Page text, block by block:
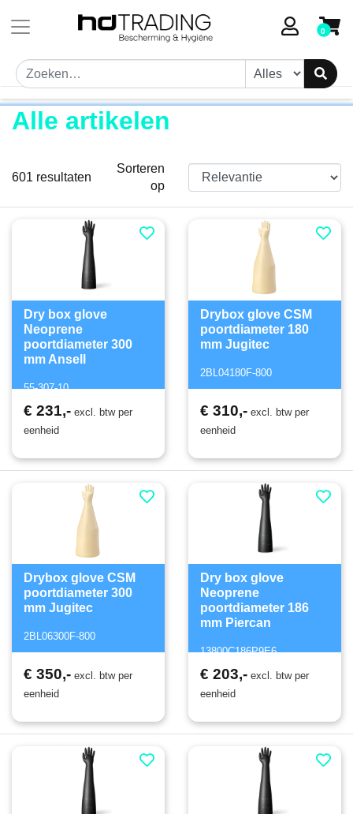
0
Alle artikelen
601 resultaten
Sorteren
op
Dry box glove
Neoprene
poortdiameter 300
mm Ansell
55-307-10
€ 231,- excl. btw per
eenheid
Drybox glove CSM
poortdiameter 180
mm Jugitec
2BL04180F-800
€ 310,- excl. btw per
eenheid
Drybox glove CSM
poortdiameter 300
mm Jugitec
2BL06300F-800
€ 350,- excl. btw per
eenheid
Dry box glove
Neoprene
poortdiameter 186
mm Piercan
13800C186P9E6
€ 203,- excl. btw per
eenheid